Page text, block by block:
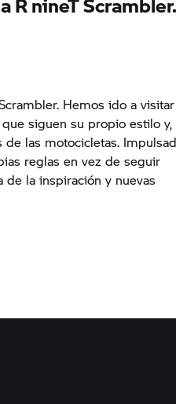
Hemos ido a
siguen su propio estilo y,
de las motocicletas.
reglas en vez de seguir
de la inspiración y nuevas